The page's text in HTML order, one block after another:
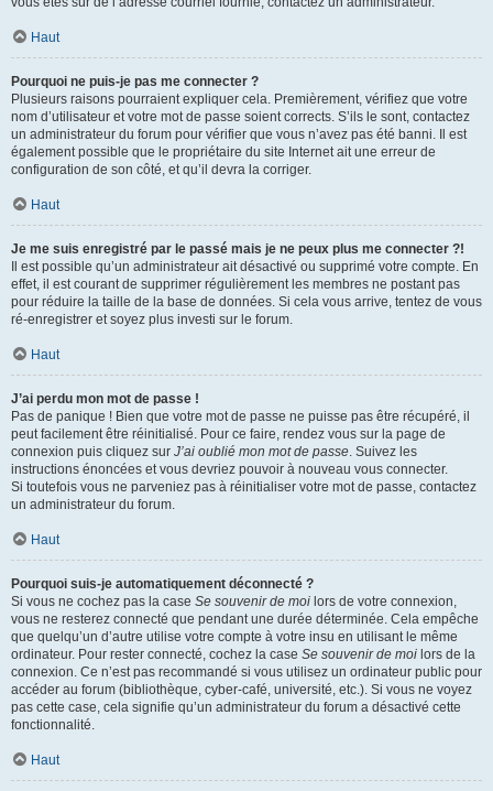
Haut
Pourquoi ne puis-je pas me connecter ?
Plusieurs raisons pourraient expliquer cela. Premièrement, vérifiez que votre
nom d’utilisateur et votre mot de passe soient corrects. S’ils le sont, contactez
un administrateur du forum pour vérifier que vous n’avez pas été banni. Il est
également possible que le propriétaire du site Internet ait une erreur de
configuration de son côté, et qu’il devra la corriger.
Haut
Je me suis enregistré par le passé mais je ne peux plus me connecter ?!
Il est possible qu’un administrateur ait désactivé ou supprimé votre compte. En
effet, il est courant de supprimer régulièrement les membres ne postant pas
pour réduire la taille de la base de données. Si cela vous arrive, tentez de vous
ré-enregistrer et soyez plus investi sur le forum.
Haut
J’ai perdu mon mot de passe !
Pas de panique ! Bien que votre mot de passe ne puisse pas être récupéré, il
peut facilement être réinitialisé. Pour ce faire, rendez vous sur la page de
connexion puis cliquez sur J’ai oublié mon mot de passe. Suivez les
instructions énoncées et vous devriez pouvoir à nouveau vous connecter.
Si toutefois vous ne parveniez pas à réinitialiser votre mot de passe, contactez
un administrateur du forum.
Haut
Pourquoi suis-je automatiquement déconnecté ?
Si vous ne cochez pas la case Se souvenir de moi lors de votre connexion,
vous ne resterez connecté que pendant une durée déterminée. Cela empêche
que quelqu’un d’autre utilise votre compte à votre insu en utilisant le même
ordinateur. Pour rester connecté, cochez la case Se souvenir de moi lors de la
connexion. Ce n’est pas recommandé si vous utilisez un ordinateur public pour
accéder au forum (bibliothèque, cyber-café, université, etc.). Si vous ne voyez
pas cette case, cela signifie qu’un administrateur du forum a désactivé cette
fonctionnalité.
Haut